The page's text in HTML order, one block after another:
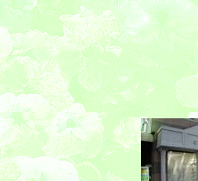
取引銀行 三
業務内容 店舗